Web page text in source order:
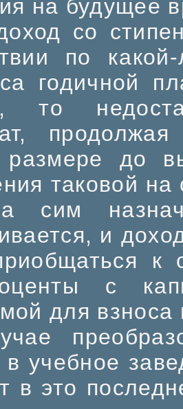
на будущее
со
по
годичной
то
размере до
таковой
сим
и
к
с
для взноса
в учебное
в это